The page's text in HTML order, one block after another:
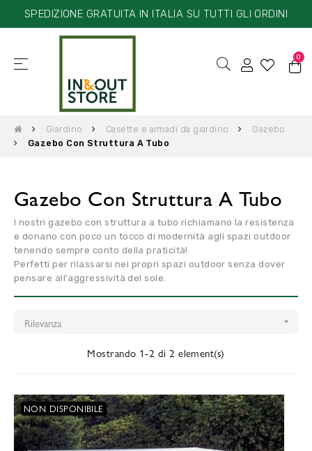
SPEDIZIONE GRATUITA IN ITALIA SU TUTTI GLI ORDINI
navigazione
☰ 0
Giardino Casette e armadi da giardino
Gazebo
Gazebo Con Struttura A Tubo
Gazebo Con Struttura A Tubo
I nostri gazebo con struttura a tubo richiamano la resistenza
e donano con poco un tocco di modernità agli spazi outdoor
tenendo sempre conto della praticità!
Perfetti per rilassarsi nei propri spazi outdoor senza dover
pensare all'aggressività del sole.
Rilevanza 
Mostrando 1-2 di 2 element(s)
NON DISPONIBILE